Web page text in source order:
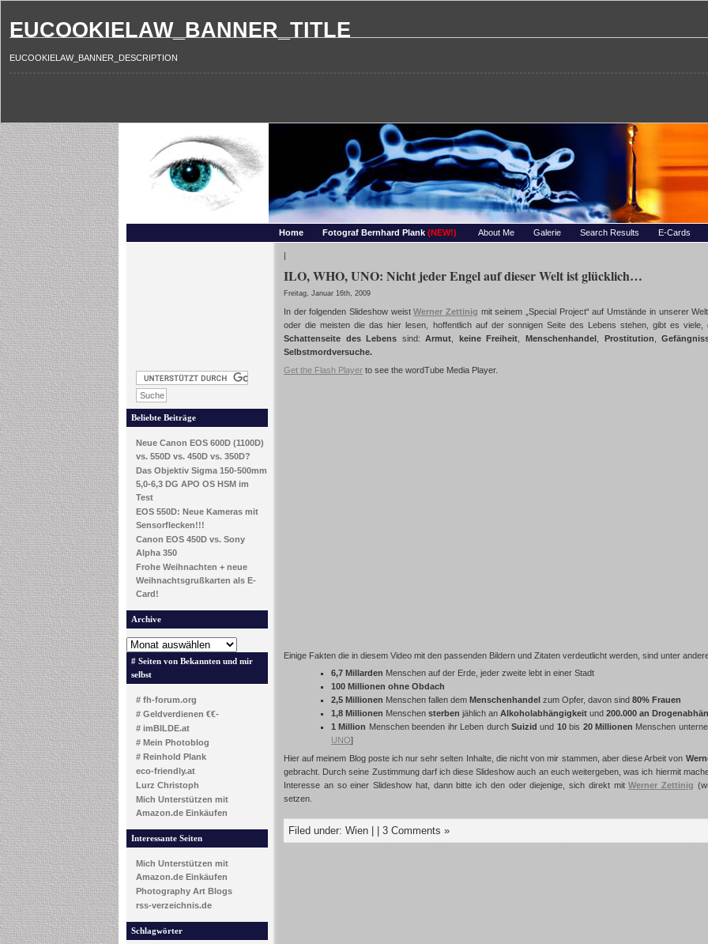
EUCOOKIELAW_BANNER_TITLE
EUCOOKIELAW_BANNER_DESCRIPTION
Home Fotograf Bernhard Plank (NEW!) About Me Galerie Search Results E-Cards
Beliebte Beiträge
Neue Canon EOS 600D (1100D)
vs. 550D vs. 450D vs. 350D?
Das Objektiv Sigma 150-500mm
5,0-6,3 DG APO OS HSM im
Test
EOS 550D: Neue Kameras mit
Sensorflecken!!!
Canon EOS 450D vs. Sony
Alpha 350
Frohe Weihnachten + neue
Weihnachtsgrußkarten als E-
Card!
Archive
# Seiten von Bekannten und mir
selbst
# fh-forum.org
# Geldverdienen €€-
# imBILDE.at
# Mein Photoblog
# Reinhold Plank
eco-friendly.at
Lurz Christoph
Mich Unterstützen mit
Amazon.de Einkäufen
Interessante Seiten
Mich Unterstützen mit
Amazon.de Einkäufen
Photography Art Blogs
rss-verzeichnis.de
Schlagwörter
|
ILO, WHO, UNO: Nicht jeder Engel auf dieser Welt ist glücklich…
Freitag, Januar 16th, 2009
In der folgenden Slideshow weistWerner Zettinig mit seinem „Special Project“ auf Umstände in unserer
oder die meisten die das hier lesen, hoffentlich auf der sonnigen Seite des Lebens stehen, gibt es
Schattenseite des Lebens sind:Armut keine Freiheit ,Menschenhandel Prostitution ,
Selbstmordversuche.
Get the Flash Player to see the wordTube Media Player.
Einige Fakten die in diesem Video mit den passenden Bildern und Zitaten verdeutlicht werden, sind unter
6,7 Millarden Menschen auf der Erde, jeder zweite lebt in einer Stadt
100 Millionen ohne Obdach
2,5 Millionen Menschen fallen dem Menschenhandel zum Opfer, davon sind 80% Frauen
1,8 Millionen Menschen sterben jählich an Alkoholabhängigkeit und 200.000 an
1 Million Menschen beenden ihr Leben durch Suizid und 10bis 20 Millionen Menschen
UNO]
Hier auf meinem Blog poste ich nur sehr selten Inhalte, die nicht von mir stammen, aber diese Arbeit von
gebracht. Durch seine Zustimmung darf ich diese Slideshow auch an euch weitergeben, was ich hiermit
Interesse an so einer Slideshow hat, dann bitte ich den oder diejenige, sich direkt mitWerner Zettinig
setzen.
Filed under: Wien 3 Comments »